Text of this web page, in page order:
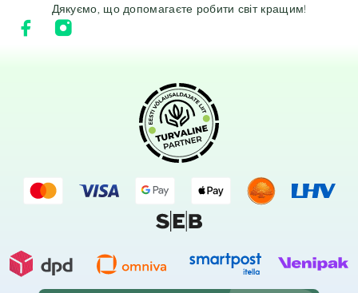
Дякуємо, що допомагаєте робити світ кращим!